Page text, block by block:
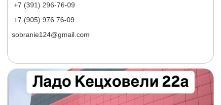
+7 (391) 296-76-09
+7 (905) 976 76-09
sobranie124@gmail.com